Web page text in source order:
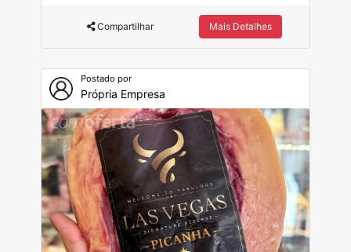
Compartilhar Mais Detalhes
Postado por
Própria Empresa